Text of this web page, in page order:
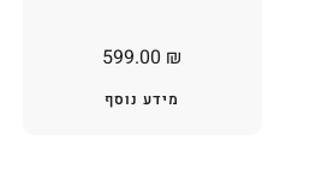
599.00 ₪
מידע נוסף